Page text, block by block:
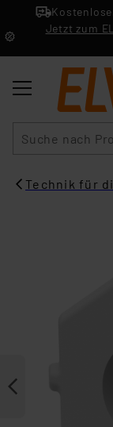
Jetzt zum
Technik für